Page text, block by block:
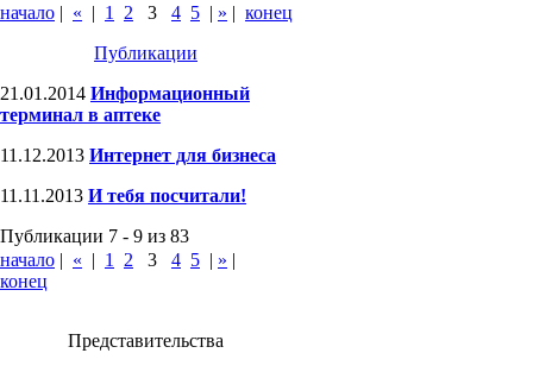
начало | « | 1 2 3 4 5 | » | конец
Публикации
21.01.2014 Информационный
терминал в аптеке
11.12.2013 Интернет для бизнеса
11.11.2013 И тебя посчитали!
Публикации 7 - 9 из 83
начало | « | 1 2 3 4 5 | » |
конец
Представительства